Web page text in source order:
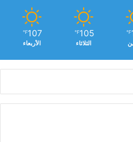
℉
105
℉
الثلاثاء
107
℉
الأربعاء